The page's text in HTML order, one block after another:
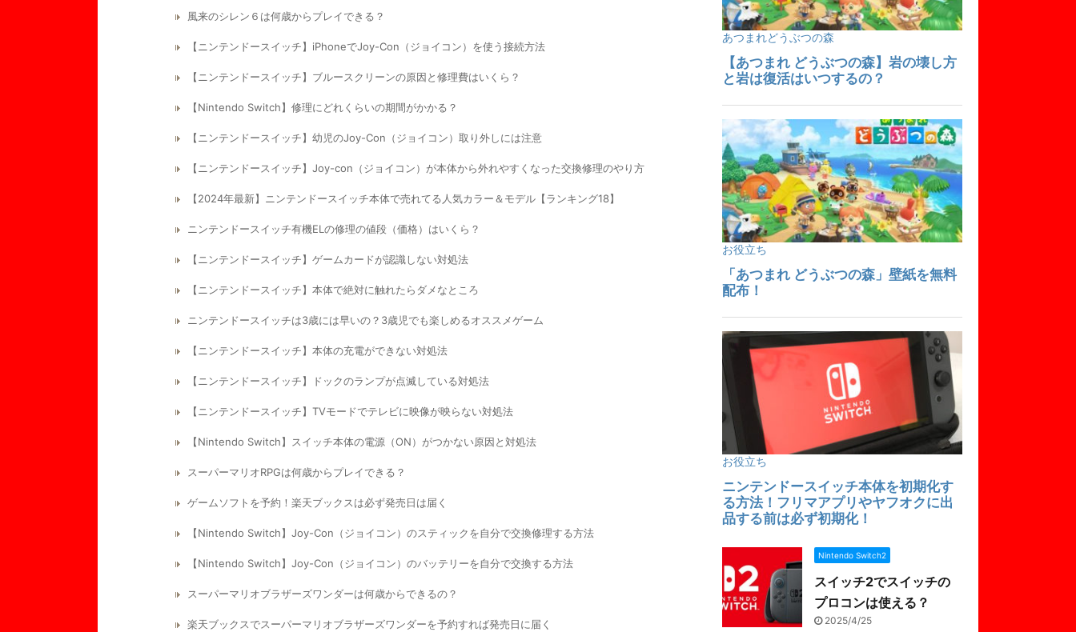
風来のシレン６は何歳からプレイできる？
【ニンテンドースイッチ】iPhoneでJoy-Con（ジョイコン）を使う接続方法
【ニンテンドースイッチ】ブルースクリーンの原因と修理費はいくら？
【Nintendo Switch】修理にどれくらいの期間がかかる？
【ニンテンドースイッチ】幼児のJoy-Con（ジョイコン）取り外しには注意
【ニンテンドースイッチ】Joy-con（ジョイコン）が本体から外れやすくなった交換修理のやり方
【2024年最新】ニンテンドースイッチ本体で売れてる人気カラー＆モデル【ランキング18】
ニンテンドースイッチ有機ELの修理の値段（価格）はいくら？
【ニンテンドースイッチ】ゲームカードが認識しない対処法
【ニンテンドースイッチ】本体で絶対に触れたらダメなところ
ニンテンドースイッチは3歳には早いの？3歳児でも楽しめるオススメゲーム
【ニンテンドースイッチ】本体の充電ができない対処法
【ニンテンドースイッチ】ドックのランプが点滅している対処法
【ニンテンドースイッチ】TVモードでテレビに映像が映らない対処法
【Nintendo Switch】スイッチ本体の電源（ON）がつかない原因と対処法
スーパーマリオRPGは何歳からプレイできる？
ゲームソフトを予約！楽天ブックスは必ず発売日は届く
【Nintendo Switch】Joy-Con（ジョイコン）のスティックを自分で交換修理する方法
【Nintendo Switch】Joy-Con（ジョイコン）のバッテリーを自分で交換する方法
スーパーマリオブラザーズワンダーは何歳からできるの？
楽天ブックスでスーパーマリオブラザーズワンダーを予約すれば発売日に届く
Nintendo Switch2
スイッチ2でスイッチの
プロコンは使える？
2025/4/25